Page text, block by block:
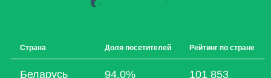
Страна Доля посетителей Рейтинг по стране
Беларусь 94,0% 101 853